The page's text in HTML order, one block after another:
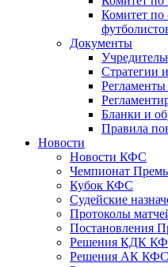
Комитет по
Документы
Стратегии
Бланки и
Правила
Новости
Новости КФС
Чемпионат
Кубок КФС
Судейские
Протоколы
Постановления
Решения КДК
Решения АК КФС